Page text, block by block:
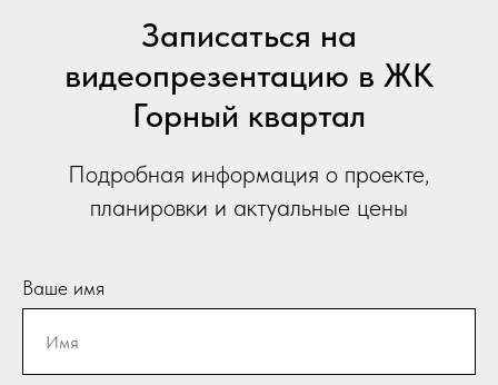
Записаться на
видеопрезентацию в ЖК
Горный квартал
Подробная информация о проекте,
планировки и актуальные цены
Ваше имя